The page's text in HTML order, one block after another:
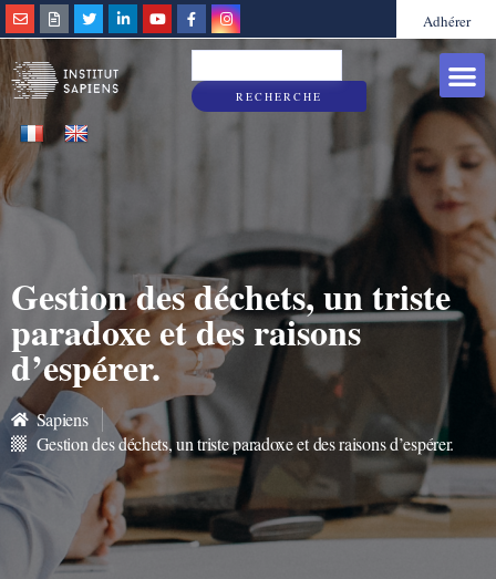
Adhérer
RECHERCHE
Gestion des déchets, un triste
paradoxe et des raisons
d’espérer.
Sapiens
Gestion des déchets, un triste paradoxe et des raisons d’espérer.